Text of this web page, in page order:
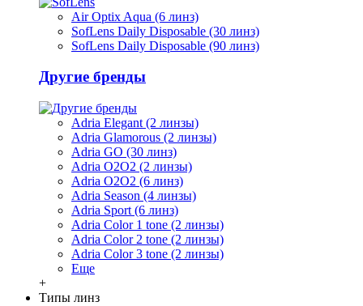
Air Optix Aqua (6 линз)
SofLens Daily Disposable (30 линз)
SofLens Daily Disposable (90 линз)
Другие бренды
Adria Elegant (2 линзы)
Adria Glamorous (2 линзы)
Adria GO (30 линз)
Adria O2O2 (2 линзы)
Adria O2O2 (6 линз)
Adria Season (4 линзы)
Adria Sport (6 линз)
Adria Сolor 1 tone (2 линзы)
Adria Сolor 2 tone (2 линзы)
Adria Сolor 3 tone (2 линзы)
Еще
+
Типы линз